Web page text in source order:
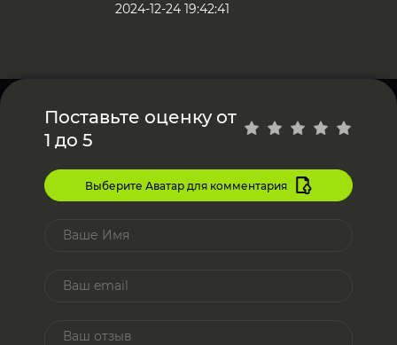
2024-12-24 19:42:41
Поставьте оценку от
1 до 5
Выберите Аватар для комментария